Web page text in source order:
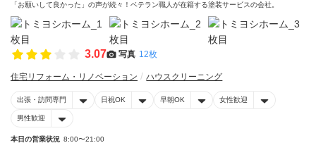
「お願いして良かった」の声が続々！ベテラン職人が在籍する塗装サービスの会社。
3.07 写真 12枚
住宅リフォーム・リノベーション ハウスクリーニング
出張・訪問専門 日祝OK 早朝OK 女性歓迎
男性歓迎
本日の営業状況 8:00〜21:00